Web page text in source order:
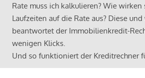
Rate muss ich kalkulieren? Wie wirken
Laufzeiten auf die Rate aus? Diese
beantwortet der Immobilienkredit-
wenigen Klicks.
Und so funktioniert der Kreditrechner